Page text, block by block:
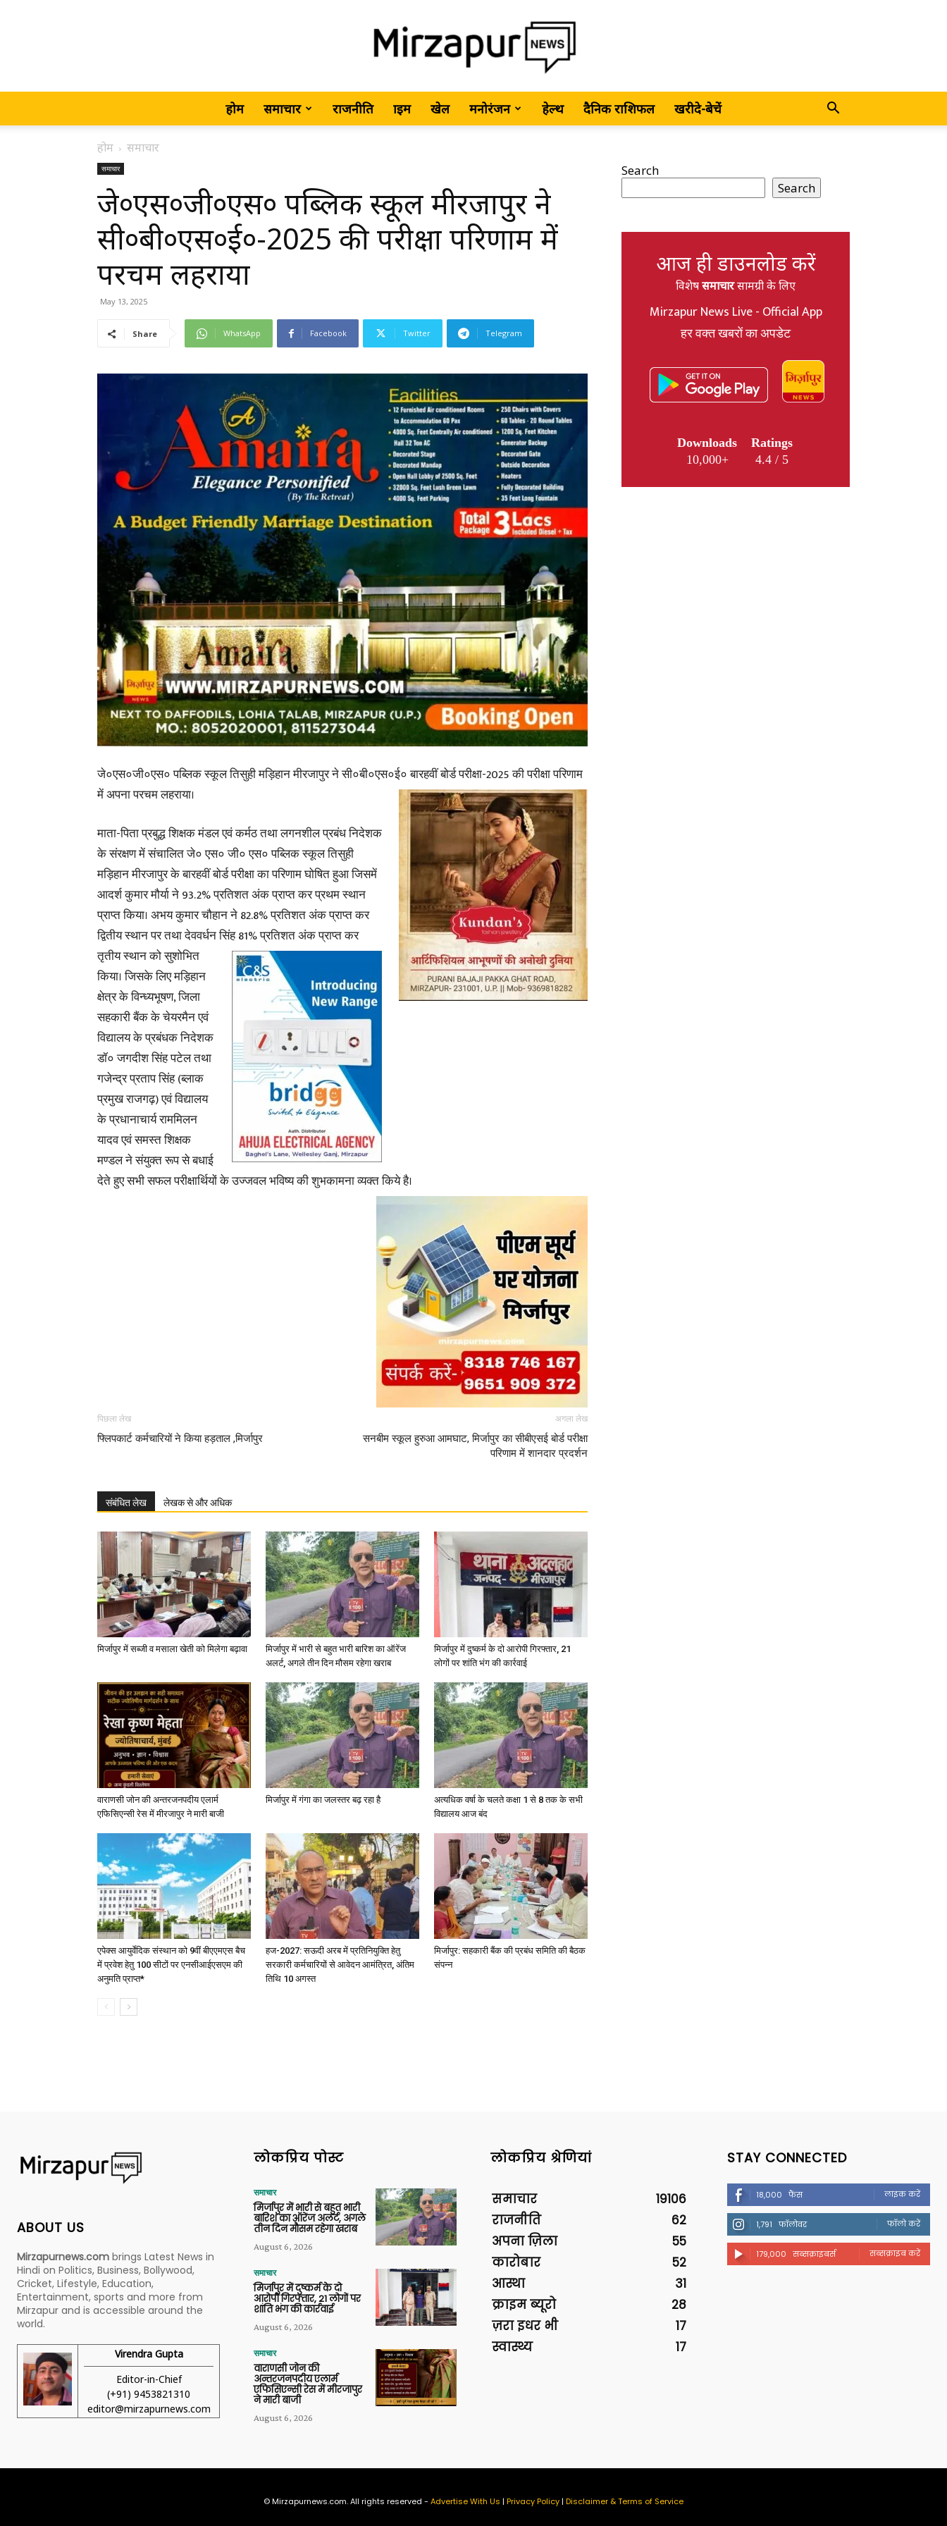
MirzapurNews.com
•
News,
Latest
News
in
Today
Hindi
होम समाचार राजनीति क्राइम खेल मनोरंजन हेल्थ दैनिक राशिफल खरीदे-बेचें
होम समाचार
समाचार
जे०एस०जी०एस० पब्लिक स्कूल मीरजापुर ने
सी०बी०एस०ई०-2025 की परीक्षा परिणाम में
परचम लहराया
May 13, 2025
Share WhatsApp Facebook Twitter Telegram
जे०एस०जी०एस० पब्लिक स्कूल तिसुही मड़िहान मीरजापुर ने सी०बी०एस०ई० बारहवीं बोर्ड परीक्षा-2025 की परीक्षा परिणाम
में अपना परचम लहराया।
माता-पिता प्रबुद्ध शिक्षक मंडल एवं कर्मठ तथा लगनशील प्रबंध निदेशक
के संरक्षण में संचालित जे० एस० जी० एस० पब्लिक स्कूल तिसुही
मड़िहान मीरजापुर के बारहवीं बोर्ड परीक्षा का परिणाम घोषित हुआ जिसमें
आदर्श कुमार मौर्या ने 93.2% प्रतिशत अंक प्राप्त कर प्रथम स्थान
प्राप्त किया। अभय कुमार चौहान ने 82.8% प्रतिशत अंक प्राप्त कर
द्वितीय स्थान पर तथा देववर्धन सिंह 81% प्रतिशत अंक प्राप्त कर
तृतीय स्थान कोसुशोभित
किया। जिसके लिए मड़िहान
क्षेत्र के विन्ध्यभूषण, जिला
सहकारी बैंक के चेयरमैन एवं
विद्यालय के प्रबंधक निदेशक
डॉ० जगदीश सिंह पटेल तथा
गजेन्द्र प्रताप सिंह (ब्लाक
प्रमुख राजगढ़) एवं विद्यालय
के प्रधानाचार्य राममिलन
यादव एवं समस्त शिक्षक
मण्डल ने संयुक्त रूप से बधाई
देते हुए सभी सफल परीक्षार्थियों के उज्जवल भविष्य की शुभकामना व्यक्त किये है।
पिछला लेख
फ्लिपकार्ट कर्मचारियों ने किया हड़ताल ,मिर्जापुर
अगला लेख
सनबीम स्कूल हुरुआ आमघाट, मिर्जापुर का सीबीएसई बोर्ड परीक्षा
परिणाम में शानदार प्रदर्शन
संबंधित लेख लेखक से और अधिक
मिर्जापुर में सब्जी व मसाला खेती को मिलेगा बढ़ावा
मिर्जापुर में भारी से बहुत भारी बारिश का ऑरेंज
अलर्ट, अगले तीन दिन मौसम रहेगा खराब
मिर्जापुर में दुष्कर्म के दो आरोपी गिरफ्तार, 21
लोगों पर शांति भंग की कार्रवाई
वाराणसी जोन की अन्तरजनपदीय एलार्म
एफिसिएन्सी रेस में मीरजापुर ने मारी बाजी
मिर्जापुर में गंगा का जलस्तर बढ़ रहा है
अत्यधिक वर्षा के चलते कक्षा 1 से 8 तक के सभी
विद्यालय आज बंद
एपेक्स आयुर्वेदिक संस्थान को 9वीं बीएएमएस बैच
में प्रवेश हेतु 100 सीटों पर एनसीआईएसएम की
अनुमति प्राप्त*
हज-2027: सऊदी अरब में प्रतिनियुक्ति हेतु
सरकारी कर्मचारियों से आवेदन आमंत्रित, अंतिम
तिथि 10 अगस्त
मिर्जापुर: सहकारी बैंक की प्रबंध समिति की बैठक
संपन्न
Search
Search
आज ही डाउनलोड करें
विशेषसमाचारसामग्री के लिए
Mirzapur News Live - Official App
हर वक्त खबरों का अपडेट
Downloads
10,000+
Ratings
4.4 / 5
ABOUT US
Mirzapurnews.com brings Latest News in
Hindi on Politics, Business, Bollywood,
Cricket, Lifestyle, Education,
Entertainment, sports and more from
Mirzapur and is accessible around the
world.
Virendra Gupta
Editor-in-Chief
(+91) 9453821310
editor@mirzapurnews.com
लोकप्रिय पोस्ट
समाचार
मिर्जापुर में भारी से बहुत भारी
बारिश का ऑरेंज अलर्ट, अगले
तीन दिन मौसम रहेगा खराब
August 6, 2026
समाचार
मिर्जापुर में दुष्कर्म के दो
आरोपी गिरफ्तार, 21 लोगों पर
शांति भंग की कार्रवाई
August 6, 2026
समाचार
वाराणसी जोन की
अन्तरजनपदीय एलार्म
एफिसिएन्सी रेस में मीरजापुर
ने मारी बाजी
August 6, 2026
लोकप्रिय श्रेणियां
समाचार
19106
राजनीति
62
अपना ज़िला
55
कारोबार
52
आस्था
31
क्राइम ब्यूरो
28
ज़रा इधर भी
17
स्वास्थ्य
17
STAY CONNECTED
18,000 फैंस लाइक करें
1,791 फॉलोवर फॉलो करें
179,000 सब्सक्राइबर्स सब्सक्राइब करें
© Mirzapurnews.com. All rights reserved - Advertise With Us | Privacy Policy| Disclaimer & Terms of Service